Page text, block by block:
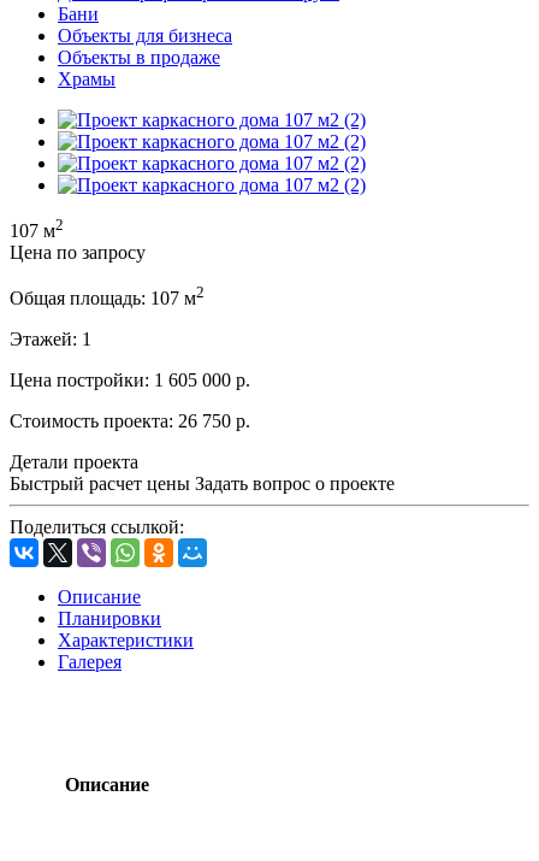
Бани
Объекты для бизнеса
Объекты в продаже
Храмы
107 м2
Цена по запросу
Общая площадь: 107 м2
Этажей: 1
Цена постройки: 1 605 000 р.
Стоимость проекта: 26 750 р.
Детали проекта
Быстрый расчет цены Задать вопрос о проекте
Поделиться ссылкой:
Описание
Планировки
Характеристики
Галерея
Описание